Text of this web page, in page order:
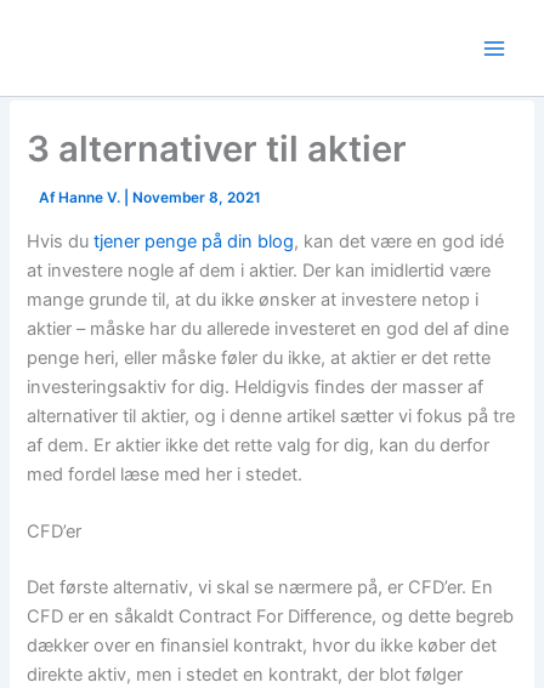
3 alternativer til aktier
Af Hanne V. November 8, 2021
Hvis dutjener penge på din blog, kan det være en god idé
at investere nogle af dem i aktier. Der kan imidlertid være
mange grunde til, at du ikke ønsker at investere netop i
aktier – måske har du allerede investeret en god del af dine
penge heri, eller måske føler du ikke, at aktier er det rette
investeringsaktiv for dig. Heldigvis findes der masser af
alternativer til aktier, og i denne artikel sætter vi fokus på tre
af dem. Er aktier ikke det rette valg for dig, kan du derfor
med fordel læse med her i stedet.
CFD’er
Det første alternativ, vi skal se nærmere på, er CFD’er. En
CFD er en såkaldt Contract For Difference, og dette begreb
dækker over en finansiel kontrakt, hvor du ikke køber det
direkte aktiv, men i stedet en kontrakt, der blot følger